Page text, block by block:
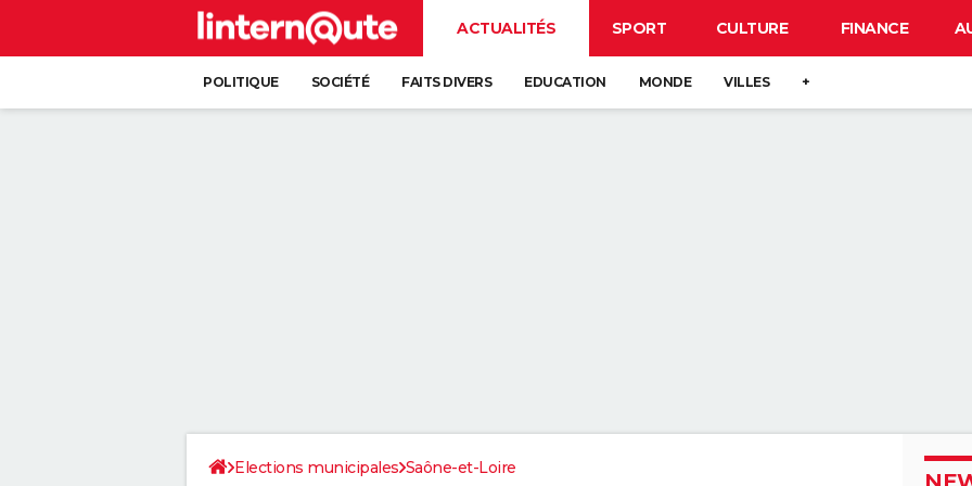
ACTUALITÉS SPORT CULTURE FINANCE
POLITIQUE SOCIÉTÉ FAITS DIVERS EDUCATION MONDE VILLES +
Elections municipales Saône-et-Loire